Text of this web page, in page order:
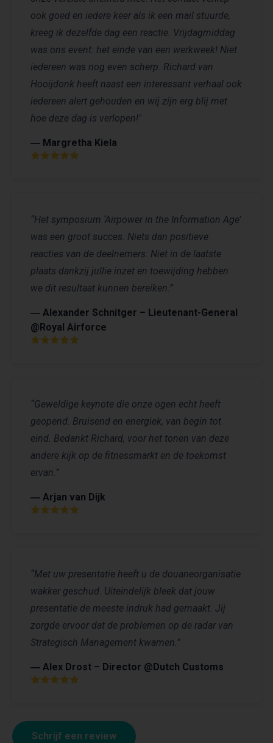
ook goed en iedere keer als ik een mail stuurde,
kreeg ik dezelfde dag een reactie. Vrijdagmiddag
was ons event: het einde van een werkweek! Niet
iedereen was nog even scherp. Richard van
Hooijdonk heeft naast een interessant verhaal ook
iedereen alert gehouden en wij zijn erg blij met
hoe deze dag is verlopen!"
― Margretha Kiela
“Het symposium ‘Airpower in the Information Age’
was een groot succes. Niets dan positieve
reacties van de deelnemers. Niet in de laatste
plaats dankzij jullie inzet en toewijding hebben
we dit resultaat kunnen bereiken.”
― Alexander Schnitger – Lieutenant-General
@Royal Airforce
“Geweldige keynote die onze ogen echt heeft
geopend. Bruisend en energiek, van begin tot
eind. Bedankt Richard, voor het tonen van deze
andere kijk op de fitnessmarkt en de toekomst
ervan.”
― Arjan van Dijk
“Met uw presentatie heeft u de douaneorganisatie
wakker geschud. Uiteindelijk bleek dat jouw
presentatie de meeste indruk had gemaakt. Jij
zorgde ervoor dat de problemen op de radar van
Strategisch Management kwamen.”
― Alex Drost – Director @Dutch Customs
Schrijf een review